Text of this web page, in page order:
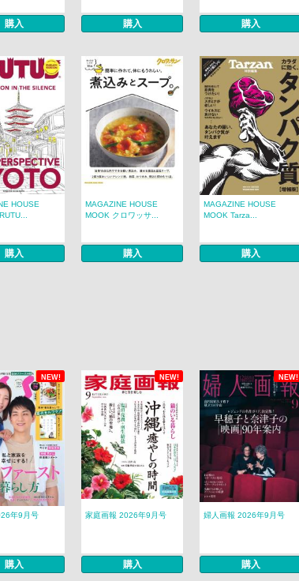
購入 購入 購入
HOUSE
購入
MAGAZINE HOUSE
MOOK クロワッサ...
購入
MAGAZINE HOUSE
MOOK Tarza...
購入
NEW! NEW! NEW!
年9月号
購入
家庭画報 2026年9月号
購入
婦人画報 2026年9月号
購入